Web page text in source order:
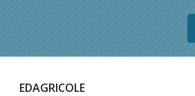
EDAGRICOLE